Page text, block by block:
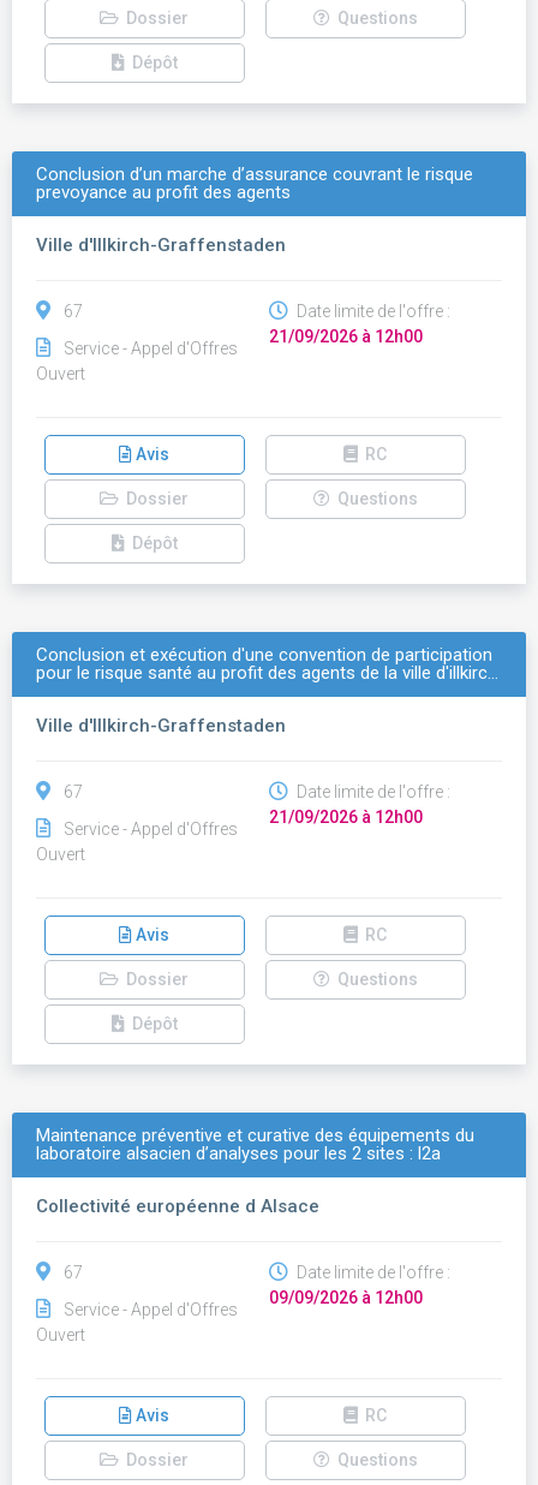
Dossier Questions
Dépôt
Conclusion d’un marche d’assurance couvrant le risque
prevoyance au profit des agents
Ville d'Illkirch-Graffenstaden
67
Service - Appel d'Offres
Ouvert
Date limite de l'offre :
21/09/2026 à 12h00
Avis RC
Dossier Questions
Dépôt
Conclusion et exécution d'une convention de participation
pour le risque santé au profit des agents de la ville d'illkirc…
Ville d'Illkirch-Graffenstaden
67
Service - Appel d'Offres
Ouvert
Date limite de l'offre :
21/09/2026 à 12h00
Avis RC
Dossier Questions
Dépôt
Maintenance préventive et curative des équipements du
laboratoire alsacien d’analyses pour les 2 sites : l2a
Collectivité européenne d Alsace
67
Service - Appel d'Offres
Ouvert
Date limite de l'offre :
09/09/2026 à 12h00
Avis RC
Dossier Questions